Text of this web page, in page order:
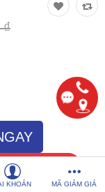
KHOẢN MÃ GIẢM GIÁ
₫